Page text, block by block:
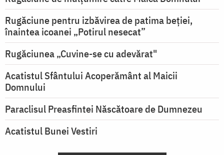
Rugăciune pentru izbăvirea de patima beției,
înaintea icoanei „Potirul nesecat”
Rugăciunea „Cuvine-se cu adevărat"
Acatistul Sfântului Acoperământ al Maicii
Domnului
Paraclisul Preasfintei Născătoare de Dumnezeu
Acatistul Bunei Vestiri